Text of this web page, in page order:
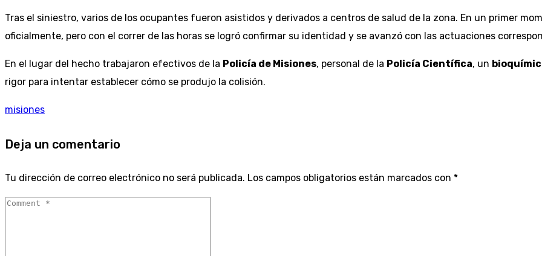
Tras el siniestro, varios de los ocupantes fueron asistidos y derivados a centros de salud de la zona. En un primer
oficialmente, pero con el correr de las horas se logró confirmar su identidad y se avanzó con las actuaciones
En el lugar del hecho trabajaron efectivos de la Policía de Misiones, personal de la Policía Científica, un
rigor para intentar establecer cómo se produjo la colisión.
misiones
Deja un comentario
Tu dirección de correo electrónico no será publicada. Los campos obligatorios están marcados con *